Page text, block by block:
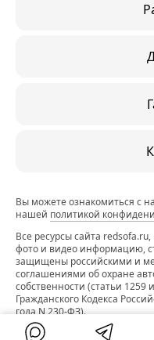
Вы можете ознакомиться с
нашей политикой
Все ресурсы сайта
фото и видео информацию,
защищены российскими и
соглашениями об охране
собственности (статьи 1259
Гражданского Кодекса
года N 230-ФЗ).
©2015–2026. Редсофа.ру —